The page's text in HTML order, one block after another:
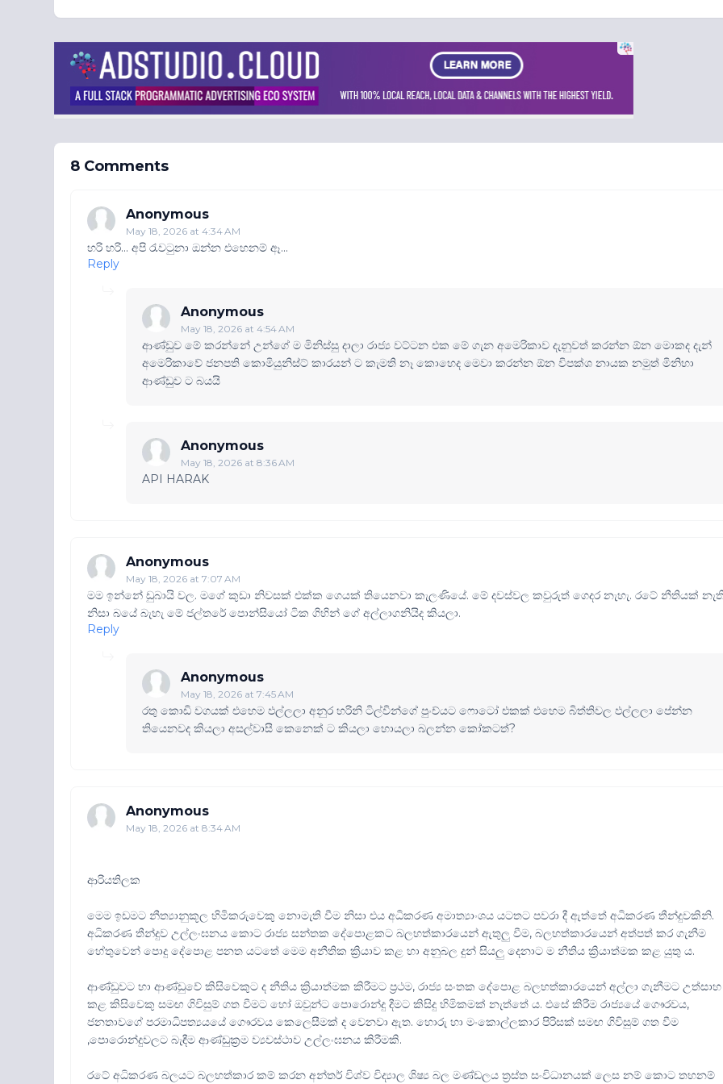
8 Comments
Anonymous
May 18, 2026 at 4:34 AM
හරි හරි... අපි රැවටුනා ඔන්න එහෙනම් ඈ...
Reply
Anonymous
May 18, 2026 at 4:54 AM
ආණ්ඩුව මේ කරන්නේ උන්ගේ ම මිනිස්සු දාලා රාජ්‍ය වට්ටන එක මේ ගැන අමෙරිකාව දැනුවත් කරන්න ඕන මොකද දැන්
අමෙරිකාවේ ජනපති කොමියුනිස්ට් කාරයන් ට කැමති නෑ කොහෙද මෙවා කරන්න ඕන විපක්ශ නායක නමුත් මිනිහා
ආණ්ඩුව ට බයයි
Anonymous
May 18, 2026 at 8:36 AM
API HARAK
Anonymous
May 18, 2026 at 7:07 AM
මම ඉන්නේ ඩුබායි වල. මගේ කුඩා නිවසක් එක්ක ගෙයක් තියෙනවා කැලණියේ. මේ දවස්වල කවුරුත් ගෙදර නැහැ. රටේ නීතියක්
නිසා බයේ බැහැ මේ ජල්තරේ පොන්සියෝ ටික ගිහින් ගේ අල්ලාගනියිද කියලා.
Reply
Anonymous
May 18, 2026 at 7:45 AM
රතු කොඩි වගයක් එහෙම ඵල්ලලා අනුර හරිනි ටිල්වින්ගේ පුංච්යට ෆොටෝ එකක් එහෙම බිත්තිවල ඵල්ලලා පේන්න
තියෙනවද කියලා අසල්වාසී කෙනෙක් ට කියලා හොයලා බලන්න කෝකටත්?
Anonymous
May 18, 2026 at 8:34 AM
ආරියතිලක
මෙම ඉඩමට නීත්‍යානුකූල හිමිකරුවෙකු නොමැති වීම නිසා එය අධිකරණ අමාත්‍යාංශය යටතට පවරා දී ඇත්තේ අධිකරණ තීන්දුවකිනි.
අධිකරණ තීන්දුව උල්ලංඝනය කොට රාජ්‍ය සන්තක දේපොළකට බලහත්කාරයෙන් ඇතුලු වීම, බලහත්කාරයෙන් අත්පත් කර ගැනීම
හේතුවෙන් පොදු දේපොළ පනත යටතේ මෙම අනීතික ක්‍රියාව කළ හා අනුබල දුන් සියලු දෙනාට ම නීතිය ක්‍රියාත්මක කළ යුතු ය.
ආණ්ඩුවට හා ආණ්ඩුවේ කිසිවෙකුට ද නීතිය ක්‍රියාත්මක කිරීමට ප්‍රථම, රාජ්‍ය සංතක දේපොළ බලහත්කාරයෙන් අල්ලා ගැනීමට උත්සාහ
කළ කිසිවෙකු සමඟ ගිවිසුම් ගත වීමට හෝ ඔවුන්ට පොරොන්දු දීමට කිසිදු හිමිකමක් නැත්තේ ය. එසේ කිරීම රාජ්‍යයේ ගෞරවය,
ජනතාවගේ පරමාධිපත්‍යයයේ ගෞරවය කෙලෙසීමක් ද වෙනවා ඇත. හොරු හා මංකොල්ලකාර පිරිසක් සමඟ ගිවිසුම් ගත වීම
,පොරොන්දුවලට බැඳීම ආණ්ඩුක්‍රම ව්‍යවස්ථාව උල්ලංඝනය කිරීමකි.
රටේ අධිකරණ බලයට බලහත්කාර කම් කරන අන්තර් විශ්ව විද්‍යාල ශිෂ්‍ය බල මණ්ඩලය ත්‍රස්ත සංවිධානයක් ලෙස නම් කොට තහනම්